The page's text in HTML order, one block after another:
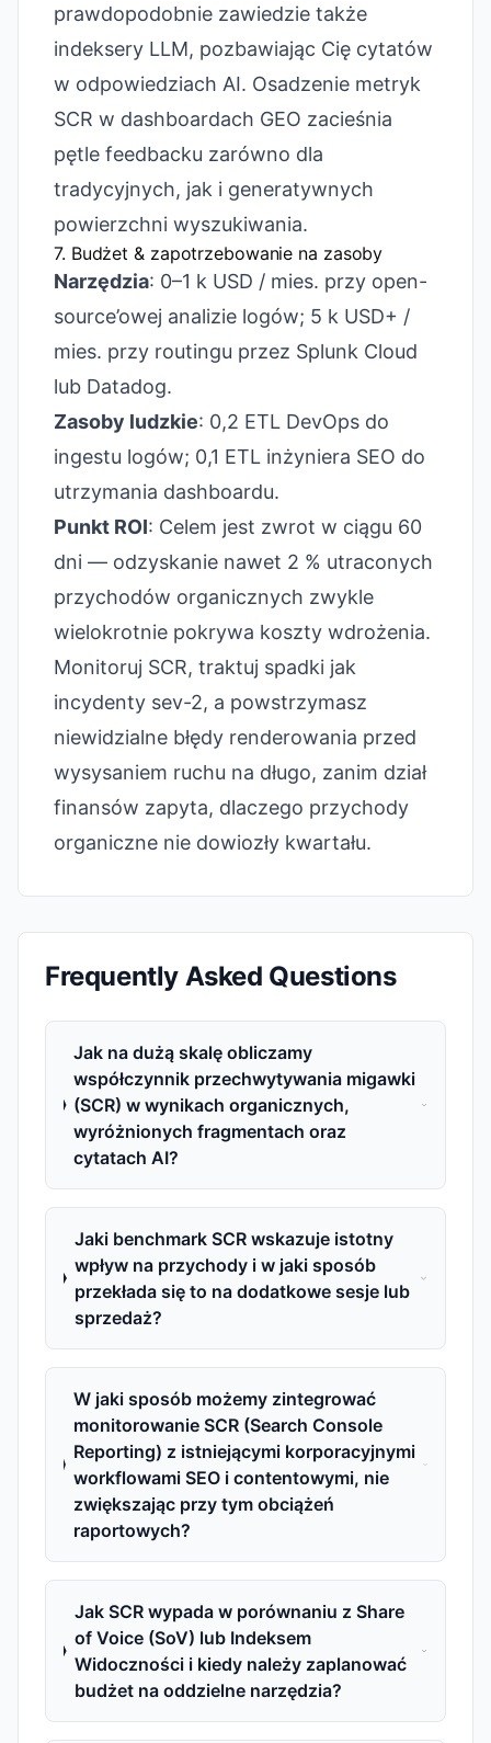
prawdopodobnie zawiedzie także
indeksery LLM, pozbawiając Cię cytatów
w odpowiedziach AI. Osadzenie metryk
SCR w dashboardach GEO zacieśnia
pętle feedbacku zarówno dla
tradycyjnych, jak i generatywnych
powierzchni wyszukiwania.
7. Budżet & zapotrzebowanie na zasoby
Narzędzia: 0–1 k USD / mies. przy open-
source’owej analizie logów; 5 k USD+ /
mies. przy routingu przez Splunk Cloud
lub Datadog.
Zasoby ludzkie: 0,2 ETL DevOps do
ingestu logów; 0,1 ETL inżyniera SEO do
utrzymania dashboardu.
Punkt ROI: Celem jest zwrot w ciągu 60
dni — odzyskanie nawet 2 % utraconych
przychodów organicznych zwykle
wielokrotnie pokrywa koszty wdrożenia.
Monitoruj SCR, traktuj spadki jak
incydenty sev-2, a powstrzymasz
niewidzialne błędy renderowania przed
wysysaniem ruchu na długo, zanim dział
finansów zapyta, dlaczego przychody
organiczne nie dowiozły kwartału.
Frequently Asked Questions
Jak na dużą skalę obliczamy
współczynnik przechwytywania migawki
(SCR) w wynikach organicznych,
wyróżnionych fragmentach oraz
cytatach AI?
Jaki benchmark SCR wskazuje istotny
wpływ na przychody i w jaki sposób
przekłada się to na dodatkowe sesje lub
sprzedaż?
W jaki sposób możemy zintegrować
monitorowanie SCR (Search Console
Reporting) z istniejącymi korporacyjnymi
workflowami SEO i contentowymi, nie
zwiększając przy tym obciążeń
raportowych?
Jak SCR wypada w porównaniu z Share
of Voice (SoV) lub Indeksem
Widoczności i kiedy należy zaplanować
budżet na oddzielne narzędzia?